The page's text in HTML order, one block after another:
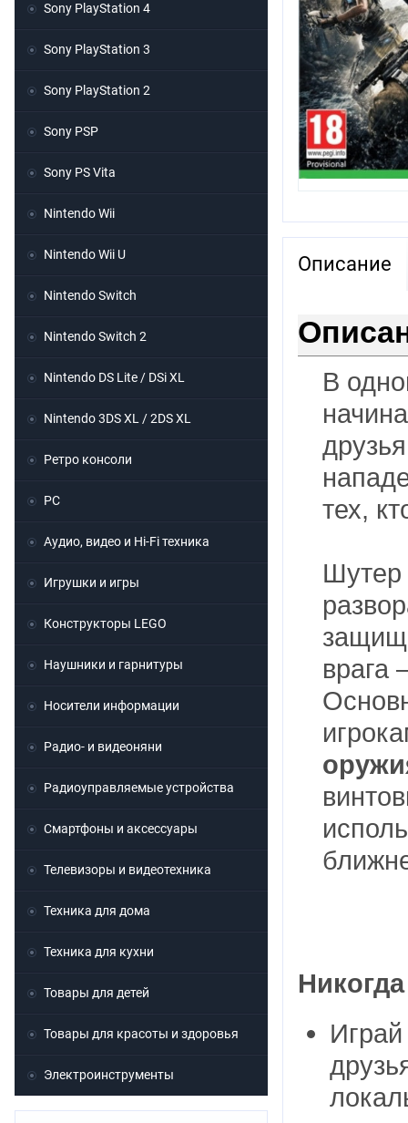
Описание
В
тех,
Шутер
врага
Sony PlayStation 4
Sony PlayStation 3
Sony PlayStation 2
Sony PSP
Sony PS Vita
Nintendo Wii
Nintendo Wii U
Nintendo Switch
Nintendo Switch 2
Nintendo DS Lite / DSi XL
Nintendo 3DS XL / 2DS XL
Ретро консоли
PC
Аудио, видео и Hi-Fi техника
Игрушки и игры
Конструкторы LEGO
Наушники и гарнитуры
Носители информации
Радио- и видеоняни
Радиоуправляемые устройства
Смартфоны и аксессуары
Телевизоры и видеотехника
Техника для дома
Техника для кухни
Товары для детей
Товары для красоты и здоровья
Электроинструменты